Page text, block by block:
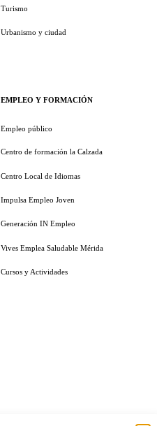
Turismo
Urbanismo y ciudad
EMPLEO Y FORMACIÓN
Empleo público
Centro de formación la Calzada
Centro Local de Idiomas
Impulsa Empleo Joven
Generación IN Empleo
Vives Emplea Saludable Mérida
Cursos y Actividades